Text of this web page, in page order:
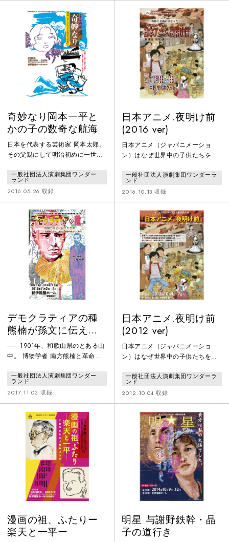
したのが十五歳のときだった。発
明の面白さに魅了された儀右衛門
は、からくり人形を見せる見世物
小屋の興行師として大阪で活躍す
る。その後、大塩平八郎と出会
い、〈仕事の使命〉に開眼する儀
右衛門。だが、
したのが十五歳のときだった。発
明の面白さに魅了された儀右衛門
は、からくり人形を見せる見世物
小屋の興行師として大阪で活躍す
る。その後、大塩平八郎と出会
い、〈仕事の使命〉に開眼する儀
右衛門。だが、
奇妙なり岡本一平と
かの子の数奇な航海
日本を代表する芸術家 岡本太郎。
その父親にして明治初めに一世を
本かの子の奇妙な愛の物語。 明治
四年、当時新聞記者でもあった岡
本一平はロンドンで行われる海軍
豪華貨客船「箱根丸」に乗り込み
ロンドンへと旅立った。取材を兼
ねた家族旅行、だがその裏で一平
はある思惑を隠していた。それは
愛する妻かの子を殺す事だった
一般社団法人演劇集団ワンダー
ランド
2016.05.26 収録
日本アニメ.夜明け前
(2016 ver)
日本アニメ（ジャパニメーショ
ン）はなぜ世界中の子供たちを魅
なって、ジャパニメーションの現
在がある。 生い立ちの感動的な瞬
間を舞台化し その黎明期を虚実を
一般社団法人演劇集団ワンダーラ
ンド
2016.10.13 収録
デモクラティアの種
熊楠が孫文に伝えた
世界
――1901年、和歌山県のとある山
中。 博物学者 南方熊楠と革命家
交を結んだ親友同士。 久々の再開
を果たす2人だがそこで不思議な
精霊の国に迷い込む。 精霊の国で
な人々。 後に博物学者として名を
のこす熊楠と後に中華民国の国父
となる孫文。 精霊の国で、若き熊
楠と孫文が手に入れたものとは？
一般社団法人演劇集団ワンダー
ランド
2017.11.02 収録
日本アニメ.夜明け前
(2012 ver)
日本アニメ（ジャパニメーショ
ン）はなぜ世界中の子供たちを魅
なって、ジャパニメーションの現
在がある。 生い立ちの感動的な瞬
間を舞台化し その黎明期を虚実を
一般社団法人演劇集団ワンダーラ
ンド
2012.10.04 収録
漫画の祖、ふたりー
楽天と一平ー
明星 与謝野鉄幹・晶
子の道行き